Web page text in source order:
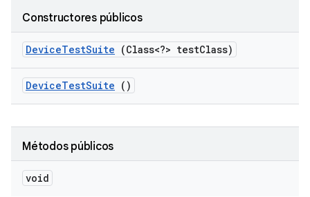
Constructores públicos
DeviceTestSuite (Class<?> testClass)
DeviceTestSuite ()
Métodos públicos
void